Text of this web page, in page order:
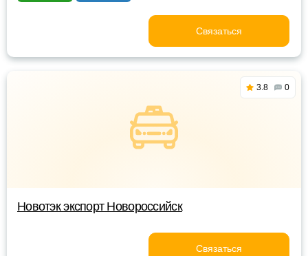
Связаться
3.8 0
Новотэк экспорт Новороссийск
Связаться